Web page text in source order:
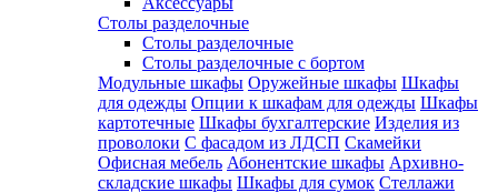
Столы разделочные
Столы разделочные
Столы разделочные с бортом
Модульные шкафы Оружейные шкафы Шкафы
для одежды Опции к шкафам для одежды Шкафы
картотечные Шкафы бухгалтерские Изделия из
проволоки С фасадом из ЛДСП Скамейки
Офисная мебель Абонентские шкафы Архивно-
складские шкафы Шкафы для сумок Стеллажи